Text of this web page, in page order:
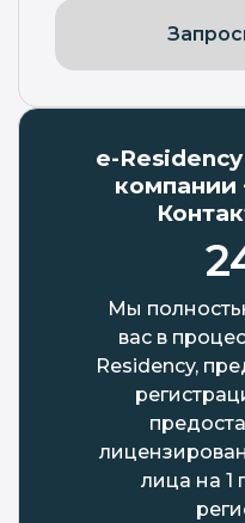
e-
компании
Мы
вас в
Residency,
лица на 1